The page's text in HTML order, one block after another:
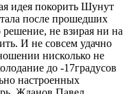
идея покорить Шунут
после прошедших
не взирая ни на
И не совсем удачно
нисколько не
до -17градусов
настроенных